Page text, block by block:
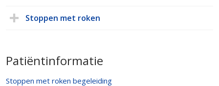
Stoppen met roken
Patiëntinformatie
Stoppen met roken begeleiding